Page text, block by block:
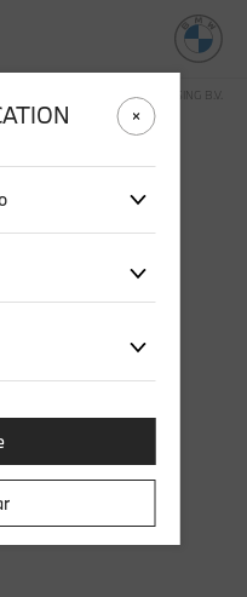
STICHD SPORTSMERCHANDISING B.V.